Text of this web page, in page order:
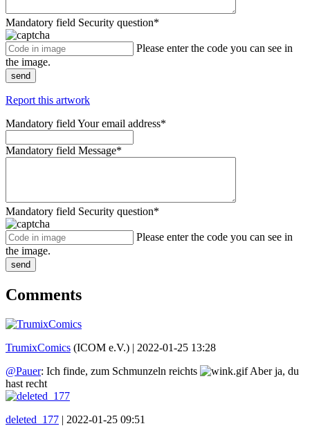
Mandatory field Security question*
Please enter the code you can see in
the image.
send
Report this artwork
Mandatory field Your email address*
Mandatory field Message*
Mandatory field Security question*
Please enter the code you can see in
the image.
send
Comments
TrumixComics (ICOM e.V.) | 2022-01-25 13:28
@Pauer: Ich finde, zum Schmunzeln reichts
Aber ja, du
hast recht
deleted_177 | 2022-01-25 09:51